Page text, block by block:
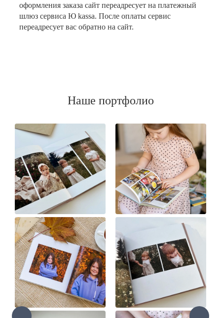
оформления заказа сайт переадресует на платежный
шлюз сервиса Ю kassa. После оплаты сервис
переадресует вас обратно на сайт.
Наше портфолио